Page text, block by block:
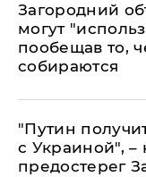
Загородний
могут
пообещав то,
собираются
"Путин
с Украиной", –
предостерег